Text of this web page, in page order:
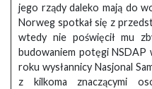
jego rządy daleko mają do
Norweg spotkał się z
wtedy nie poświęcił mu
budowaniem potęgi NSDAP
roku wysłannicy Nasjonal
z kilkoma znaczącymi